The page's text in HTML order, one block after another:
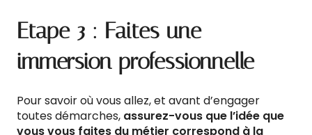
Etape 3 : Faites une
immersion professionnelle
Pour savoir où vous allez, et avant d’engager
toutes démarches, assurez-vous que l’idée que
vous vous faites du métier correspond à la